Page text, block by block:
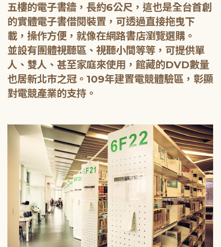
五樓的電子書牆，長約6公尺，這也是全台首創
的實體電子書借閱裝置，可透過直接拖曳下
載，操作方便，就像在網路書店瀏覽選購。
並設有團體視聽區、視聽小間等等，可提供單
人、雙人、甚至家庭來使用，館藏的DVD數量
也居新北市之冠。109年建置電競體驗區，彰顯
對電競產業的支持。